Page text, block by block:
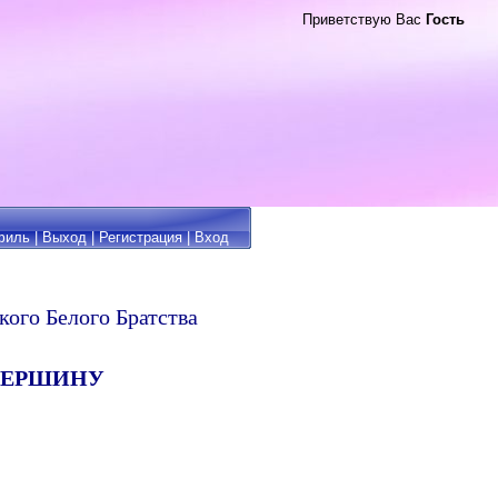
Приветствую Вас Гость
|Выход|Регистрация|Вход
Белого Братства